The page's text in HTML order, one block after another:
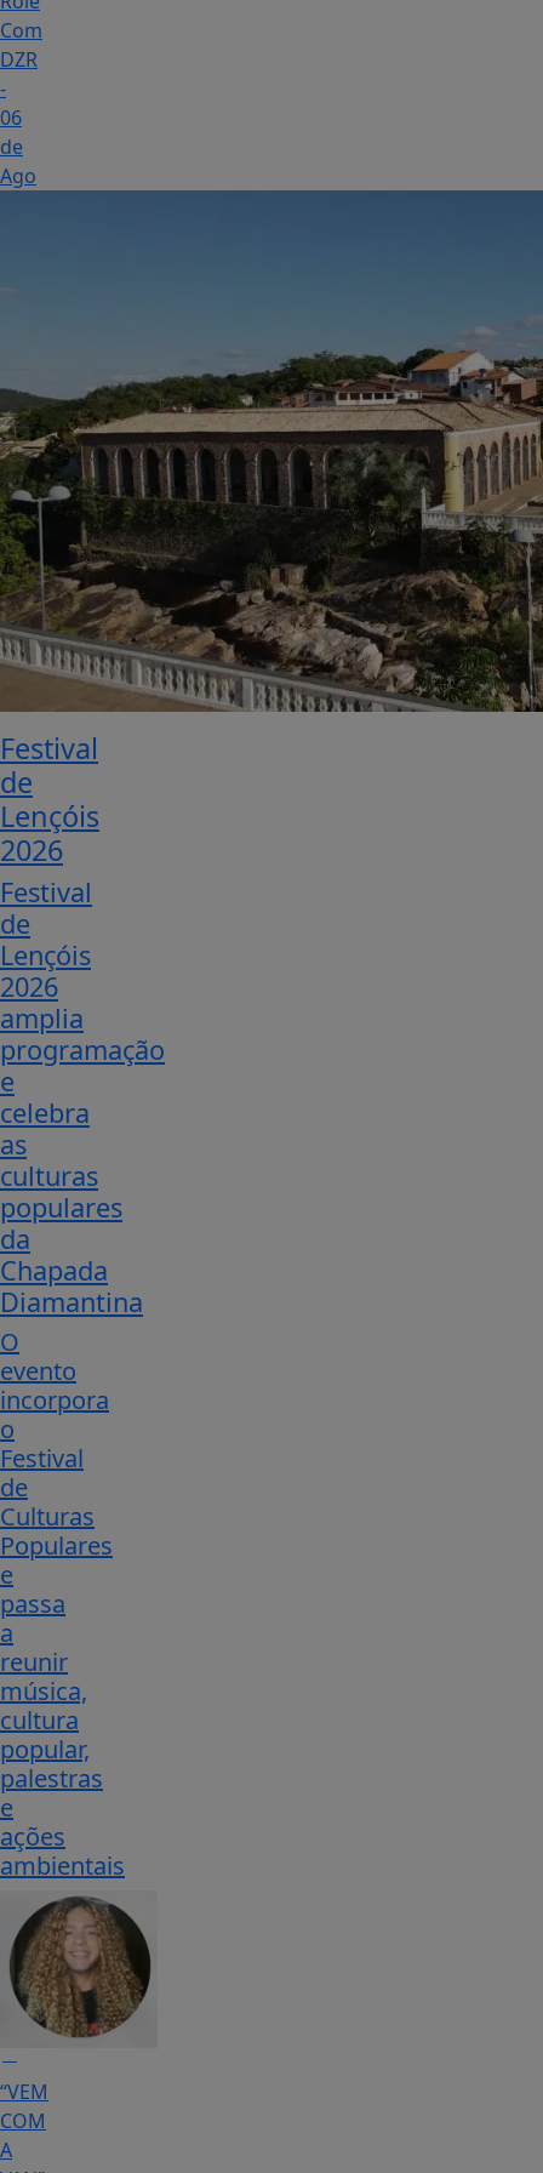
Com
DZR
-
06
de
Ago
Festival
de
Lençóis
2026
Festival
de
Lençóis
2026
amplia
programação
e
celebra
as
culturas
populares
da
Chapada
Diamantina
O
evento
incorpora
o
Festival
de
Culturas
Populares
e
passa
a
reunir
música,
cultura
popular,
palestras
e
ações
ambientais
“VEM
COM
A